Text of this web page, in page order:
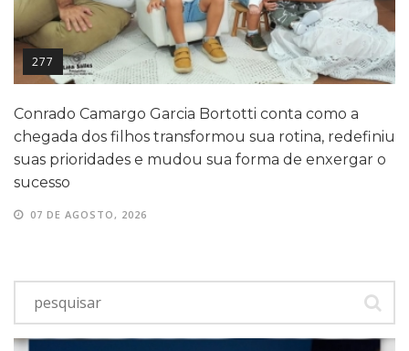
277
Conrado Camargo Garcia Bortotti conta como a
chegada dos filhos transformou sua rotina, redefiniu
suas prioridades e mudou sua forma de enxergar o
sucesso
07 DE AGOSTO, 2026